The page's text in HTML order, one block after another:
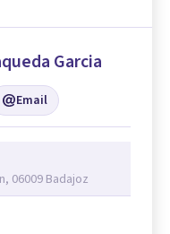
Garcia
Email
06009 Badajoz